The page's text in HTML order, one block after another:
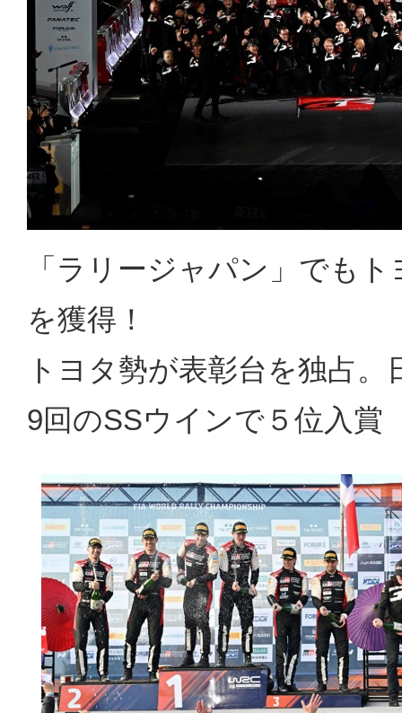
「ラリージャパン」でも
を獲得！
トヨタ勢が表彰台を独占
9回のSSウインで５位入賞